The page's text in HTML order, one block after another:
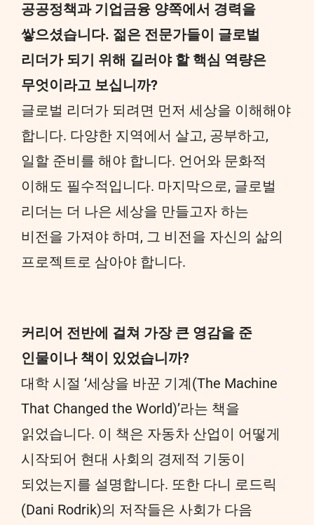
공공정책과 기업금융 양쪽에서 경력을
쌓으셨습니다. 젊은 전문가들이 글로벌
리더가 되기 위해 길러야 할 핵심 역량은
무엇이라고 보십니까?
글로벌 리더가 되려면 먼저 세상을 이해해야
합니다. 다양한 지역에서 살고, 공부하고,
일할 준비를 해야 합니다. 언어와 문화적
이해도 필수적입니다. 마지막으로, 글로벌
리더는 더 나은 세상을 만들고자 하는
비전을 가져야 하며, 그 비전을 자신의 삶의
프로젝트로 삼아야 합니다.
커리어 전반에 걸쳐 가장 큰 영감을 준
인물이나 책이 있었습니까?
대학 시절 ‘세상을 바꾼 기계(The Machine
That Changed the World)’라는 책을
읽었습니다. 이 책은 자동차 산업이 어떻게
시작되어 현대 사회의 경제적 기둥이
되었는지를 설명합니다. 또한 다니 로드릭
(Dani Rodrik)의 저작들은 사회가 다음